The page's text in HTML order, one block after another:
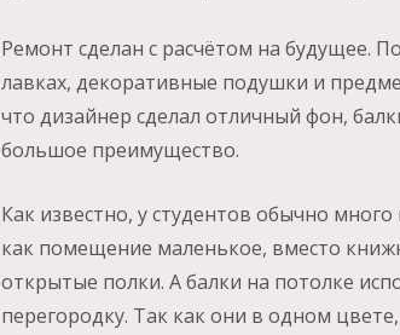
Ремонт сделан с расчётом на будущее.
лавках, декоративные подушки и
что дизайнер сделал отличный фон,
большое преимущество.
Как известно, у студентов обычно
как помещение маленькое, вместо
открытые полки. А балки на потолке
перегородку. Так как они в одном